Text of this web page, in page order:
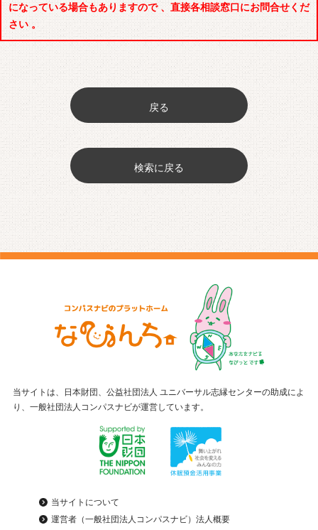
になっている場合もありますので 、直接各相談窓口にお問合せくだ
さい 。
戻る
検索に戻る
当サイトは、日本財団、公益社団法人 ユニバーサル志縁センターの助成によ
り、一般社団法人コンパスナビが運営しています。
当サイトについて
運営者（一般社団法人コンパスナビ）法人概要